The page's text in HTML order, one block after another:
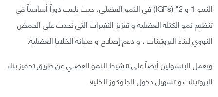
النمو 1 و 2" (IGFs) في النمو العضلي، حيث يلعب دوراً أساسياً في
تنظيم نمو الكتلة العضلية و تعزيز التغيرات التي تحدث على الحمض
النووي لبناء البروتينات ، و دعم إصلاح و صيانة الخلايا العضلية.
ويعمل الإنسولين أيضاً على تنشيط النمو العضلي عن طريق تحفيز بناء
البروتينات و تسهيل دخول الجلوكوز للخلية.